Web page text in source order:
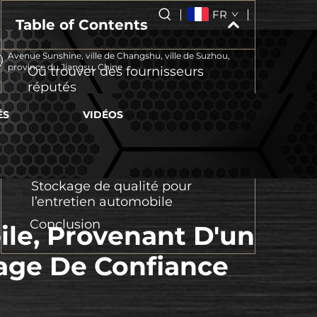
FR
Avenue Sunshine, ville de Changshu, ville de Suzhou,
province du Jiangsu, Chine
VIDÉOS
Provenant D'un
De Confiance
Table of Contents
Où trouver des fournisseurs
réputés
Fournisseur fiable d’outils pour
l’entretien automobile
Équipement d'entretien
automobile
Stockage de qualité pour
l’entretien automobile
Conclusion